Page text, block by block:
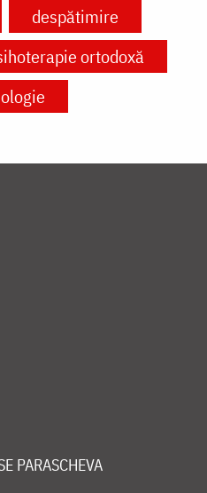
despătimire
ortodoxă
PARASCHEVA